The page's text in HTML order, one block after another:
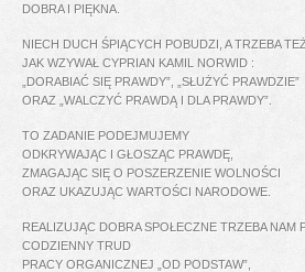
DOBRA I PIĘKNA.
NIECH DUCH ŚPIĄCYCH POBUDZI, A TRZEBA TEŻ,
JAK WZYWAŁ CYPRIAN KAMIL NORWID :
„DORABIAĆ SIĘ PRAWDY”, „SŁUŻYĆ PRAWDZIE”
ORAZ „WALCZYĆ PRAWDĄ I DLA PRAWDY”.
TO ZADANIE PODEJMUJEMY
ODKRYWAJĄC I GŁOSZĄC PRAWDĘ,
ZMAGAJĄC SIĘ O POSZERZENIE WOLNOŚCI
ORAZ UKAZUJĄC WARTOŚCI NARODOWE.
REALIZUJĄC DOBRA SPOŁECZNE TRZEBA NAM
CODZIENNY TRUD
PRACY ORGANICZNEJ „OD PODSTAW”,